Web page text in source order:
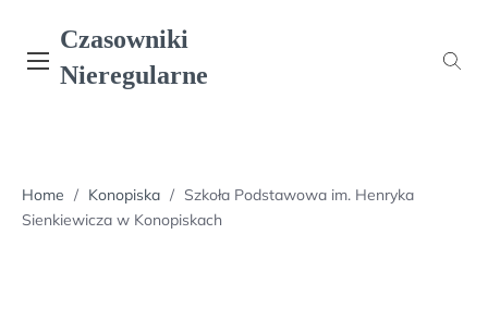
content
Czasowniki
Nieregularne
Home / Konopiska / Szkoła Podstawowa im. Henryka
Sienkiewicza w Konopiskach